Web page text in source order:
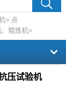
> 点
辊炼机>
压试验机